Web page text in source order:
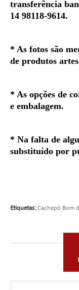
transferência
14 98118-9614.
* As fotos são
de produtos
* As opções de
e embalagem.
* Na falta de
substituído por
Etiquetas: Cachepô Bom